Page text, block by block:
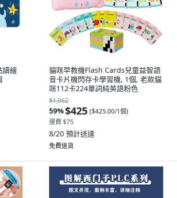
讀繪
貓咪早教機Flash Cards兒童益智語
音卡片機閃存卡學習機, 1個, 老款貓
咪112卡224單詞純英語粉色
$1,062
59%$425 ($425.00/1個)
運費 $75
8/20 預計送達
免費退貨